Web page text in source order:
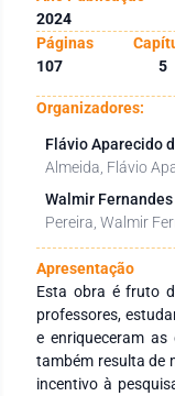
2024
Páginas
107
5
Organizadores:
Flávio Aparecido
Almeida, Flávio
Walmir
Pereira, Walmir
Apresentação
Esta obra é fruto
professores,
e enriqueceram
também resulta de
incentivo à